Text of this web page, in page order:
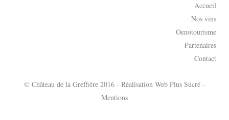
Accueil
Nos vins
Oenotourisme
Partenaires
Contact
© Château de la Greffière 2016 - Réalisation Web Plus Sucré -
Mentions